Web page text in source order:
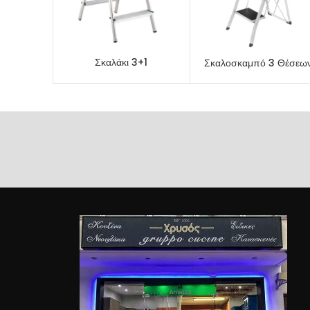
ΠΡΟΕΠΙΣΚΌΠΗΣΗ
Σκαλάκι 3+1 ΠΡΟΕΠΙΣΚΌΠΗΣΗ
Σκαλοσκαμπό 3